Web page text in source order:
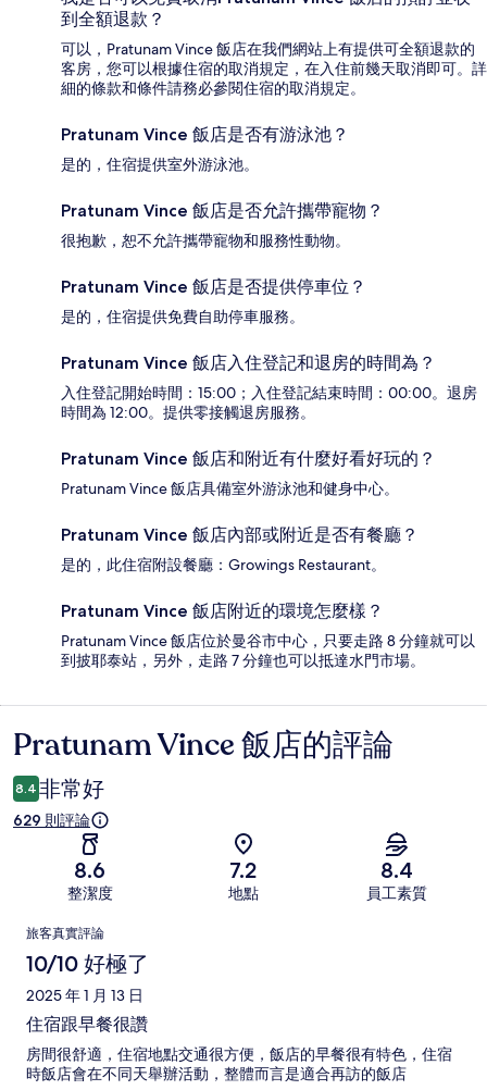
到全額退款？
可以，Pratunam Vince 飯店在我們網站上有提供可全額退款的
客房，您可以根據住宿的取消規定，在入住前幾天取消即可。詳
細的條款和條件請務必參閱住宿的取消規定。
Pratunam Vince 飯店是否有游泳池？
是的，住宿提供室外游泳池。
Pratunam Vince 飯店是否允許攜帶寵物？
很抱歉，恕不允許攜帶寵物和服務性動物。
Pratunam Vince 飯店是否提供停車位？
是的，住宿提供免費自助停車服務。
Pratunam Vince 飯店入住登記和退房的時間為？
入住登記開始時間：15:00；入住登記結束時間：00:00。退房
時間為 12:00。提供零接觸退房服務。
Pratunam Vince 飯店和附近有什麼好看好玩的？
Pratunam Vince 飯店具備室外游泳池和健身中心。
Pratunam Vince 飯店內部或附近是否有餐廳？
是的，此住宿附設餐廳：Growings Restaurant。
Pratunam Vince 飯店附近的環境怎麼樣？
Pratunam Vince 飯店位於曼谷市中心，只要走路 8 分鐘就可以
到披耶泰站，另外，走路 7 分鐘也可以抵達水門市場。
評
論
Pratunam Vince 飯店的評論
8.4 非常好
629 則評論
8.6
整潔度
7.2
地點
8.4
員工素質
評
論
旅客真實評論
10/10 好極了
2025 年 1 月 13 日
住宿跟早餐很讚
房間很舒適，住宿地點交通很方便，飯店的早餐很有特色，住宿
時飯店會在不同天舉辦活動，整體而言是適合再訪的飯店